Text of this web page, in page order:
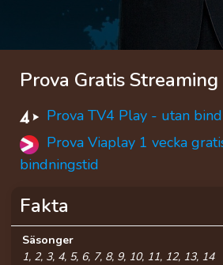
Prova Gratis Streaming
Prova TV4 Play - utan
Prova Viaplay 1 vecka
bindningstid
Fakta
Säsonger
1, 2, 3, 4, 5, 6, 7, 8, 9, 10, 11, 12, 13, 14